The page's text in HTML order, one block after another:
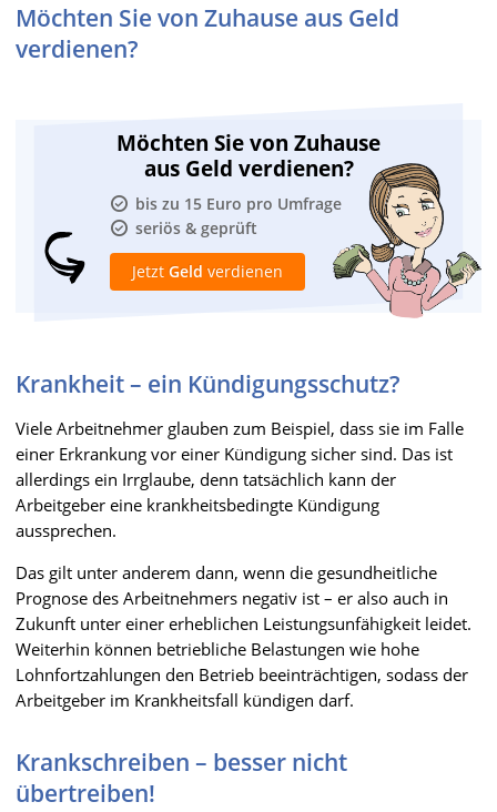
Möchten Sie von Zuhause aus Geld
verdienen?
Möchten Sie von Zuhause
aus Geld verdienen?
bis zu 15 Euro pro Umfrage
seriös & geprüft
Jetzt Geld verdienen
Krankheit – ein Kündigungsschutz?
Viele Arbeitnehmer glauben zum Beispiel, dass sie im Falle
einer Erkrankung vor einer Kündigung sicher sind. Das ist
allerdings ein Irrglaube, denn tatsächlich kann der
Arbeitgeber eine krankheitsbedingte Kündigung
aussprechen.
Das gilt unter anderem dann, wenn die gesundheitliche
Prognose des Arbeitnehmers negativ ist – er also auch in
Zukunft unter einer erheblichen Leistungsunfähigkeit leidet.
Weiterhin können betriebliche Belastungen wie hohe
Lohnfortzahlungen den Betrieb beeinträchtigen, sodass der
Arbeitgeber im Krankheitsfall kündigen darf.
Krankschreiben – besser nicht
übertreiben!